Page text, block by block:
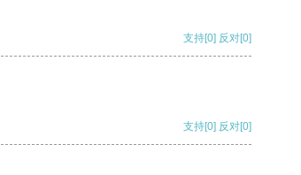
支持[0] 反对[0]
支持[0] 反对[0]